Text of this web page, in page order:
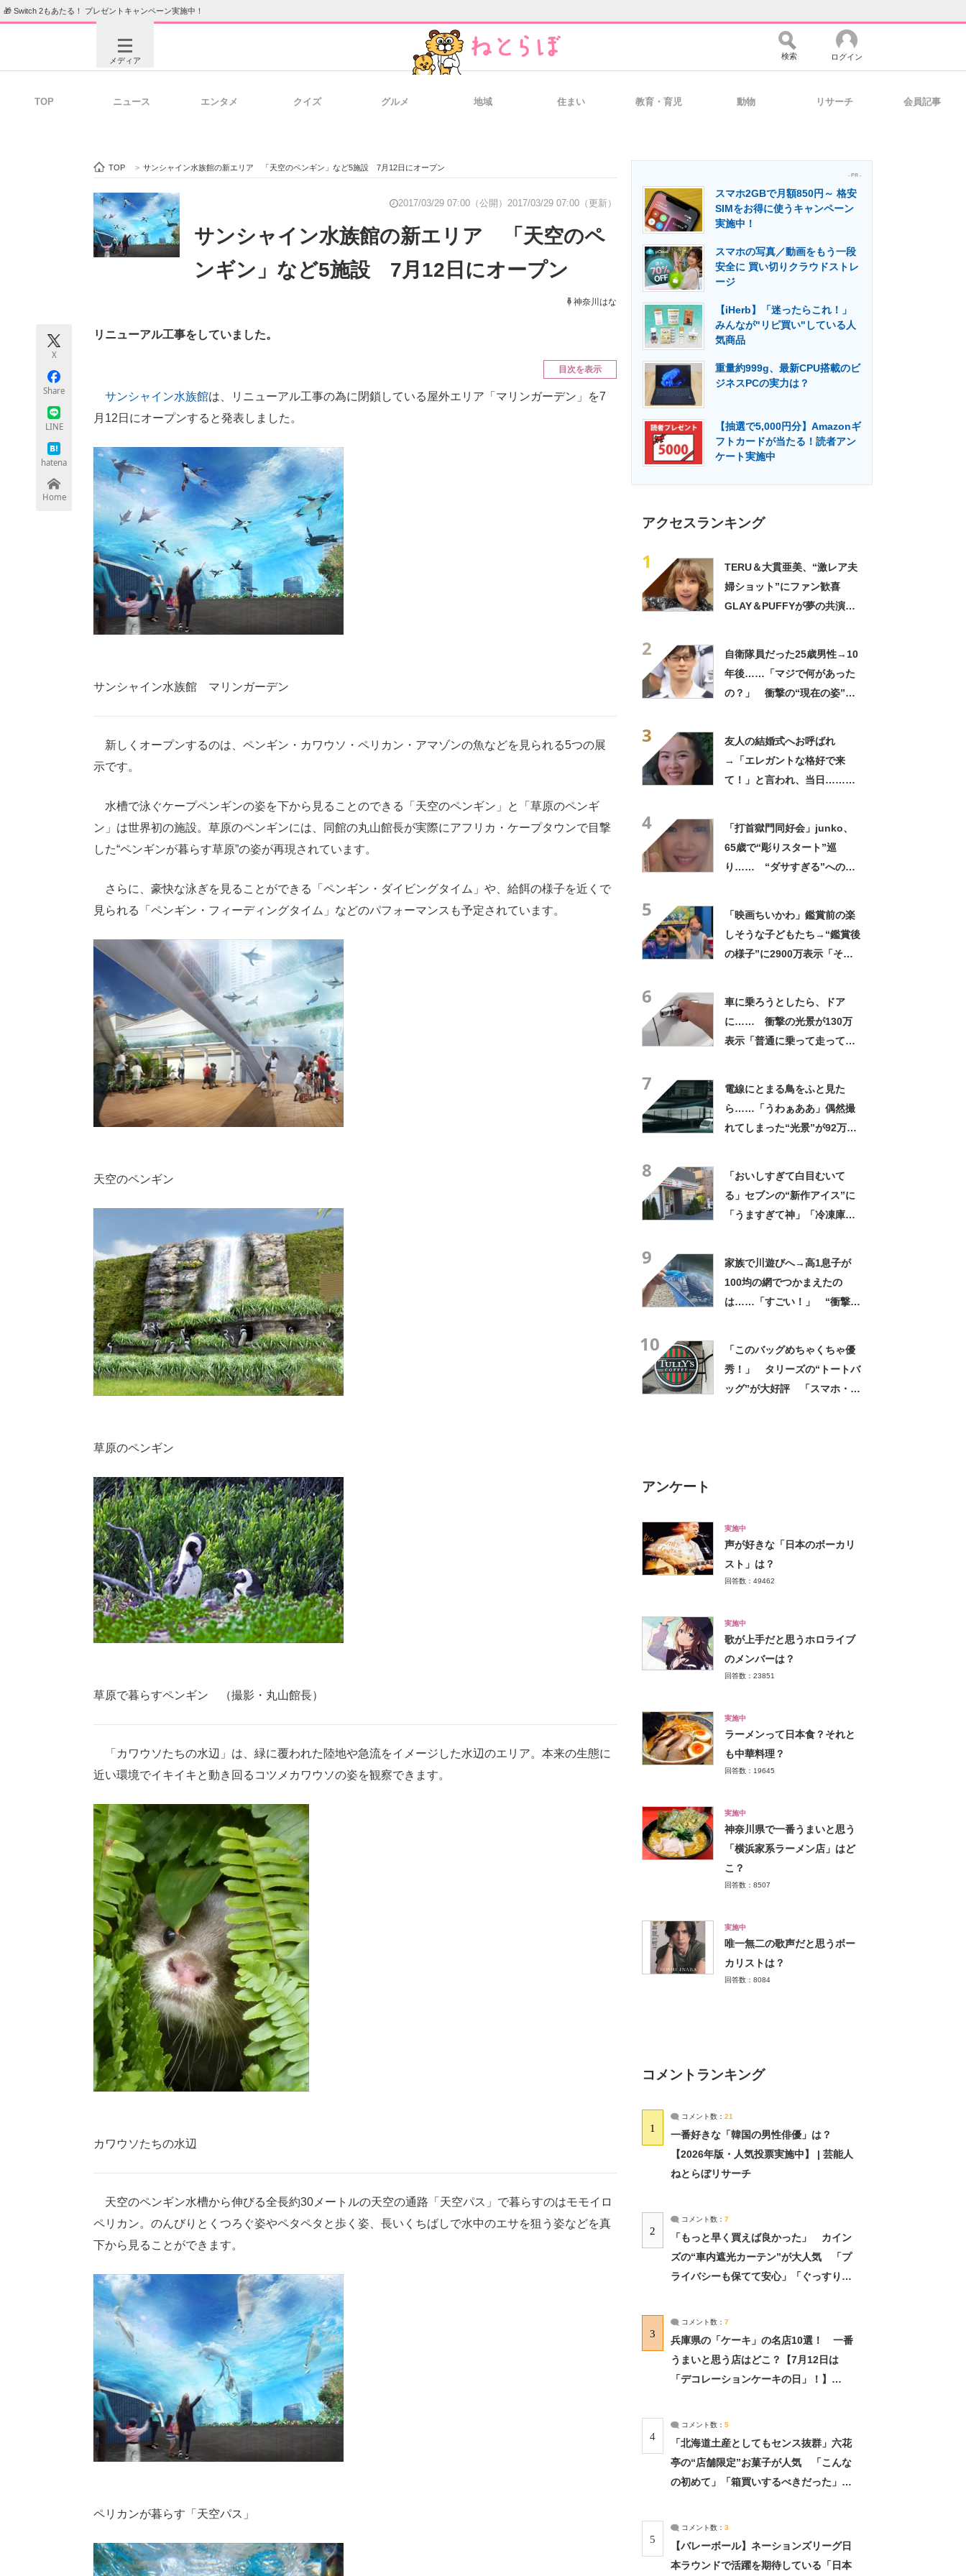
🎁 Switch 2もあたる！ プレゼントキャンペーン実施中！
メディア
ビジネスと働き方のヒント 経営リーダーのコミュニティ マーケ×ITの今がよく分かる
ITエンジニア向け専門サイト 企業向けIT製品の総合サイト IT製品の技術・比較・事例 製造業のIT導入・活用を支援
モノづくり技術者専門サイト エネルギーの専門メディア 建設×テクノロジーの最前線
ちょっと気になるネットの話題
検索 ログイン
TOP ニュース エンタメ クイズ グルメ 地域 住まい 教育・育児 動物 リサーチ 会員記事
TOP > サンシャイン水族館の新エリア 「天空のペンギン」など5施設 7月12日にオープン
2017/03/29 07:00（公開） 2017/03/29 07:00（更新）
サンシャイン水族館の新エリア 「天空のペ
ンギン」など5施設 7月12日にオープン
神奈川はな
X
Share
LINE
hatena
Home
リニューアル工事をしていました。
目次を表示
サンシャイン水族館は、リニューアル工事の為に閉鎖している屋外エリア「マリンガーデン」を7
月12日にオープンすると発表しました。
サンシャイン水族館 マリンガーデン
新しくオープンするのは、ペンギン・カワウソ・ペリカン・アマゾンの魚などを見られる5つの展
示です。
水槽で泳ぐケープペンギンの姿を下から見ることのできる「天空のペンギン」と「草原のペンギ
ン」は世界初の施設。草原のペンギンには、同館の丸山館長が実際にアフリカ・ケープタウンで目撃
した“ペンギンが暮らす草原”の姿が再現されています。
さらに、豪快な泳ぎを見ることができる「ペンギン・ダイビングタイム」や、給餌の様子を近くで
見られる「ペンギン・フィーディングタイム」などのパフォーマンスも予定されています。
天空のペンギン
草原のペンギン
草原で暮らすペンギン （撮影・丸山館長）
「カワウソたちの水辺」は、緑に覆われた陸地や急流をイメージした水辺のエリア。本来の生態に
近い環境でイキイキと動き回るコツメカワウソの姿を観察できます。
カワウソたちの水辺
天空のペンギン水槽から伸びる全長約30メートルの天空の通路「天空パス」で暮らすのはモモイロ
ペリカン。のんびりとくつろぐ姿やペタペタと歩く姿、長いくちばしで水中のエサを狙う姿などを真
下から見ることができます。
ペリカンが暮らす「天空パス」
- PR -
スマホ2GBで月額850円～ 格安
SIMをお得に使うキャンペーン
実施中！
スマホの写真／動画をもう一段
安全に 買い切りクラウドストレ
ージ
【iHerb】「迷ったらこれ！」
みんなが"リピ買い"している人
気商品
重量約999g、最新CPU搭載のビ
ジネスPCの実力は？
【抽選で5,000円分】Amazonギ
フトカードが当たる！読者アン
ケート実施中
アクセスランキング
1
TERU＆大貫亜美、“激レア夫
婦ショット”にファン歓喜
GLAY＆PUFFYが夢の共演
2
自衛隊員だった25歳男性→10
年後……「マジで何があった
の？」 衝撃の“現在の姿”が
3
友人の結婚式へお呼ばれ
→「エレガントな格好で来
て！」と言われ、当日……ま
4
「打首獄門同好会」junko、
65歳で“彫りスタート”巡
り…… “ダサすぎる”への持
5
「映画ちいかわ」鑑賞前の楽
しそうな子どもたち→“鑑賞後
の様子”に2900万表示「そう
6
車に乗ろうとしたら、ドア
に…… 衝撃の光景が130万
表示「普通に乗って走ってた
7
電線にとまる鳥をふと見た
ら……「うわぁああ」偶然撮
れてしまった“光景”が92万再
8
「おいしすぎて白目むいて
る」セブンの“新作アイス”に
「うますぎて神」「冷凍庫に
9
家族で川遊びへ→高1息子が
100均の網でつかまえたの
は……「すごい！」 “衝撃の
10
「このバッグめちゃくちゃ優
秀！」 タリーズの“トートバ
ッグ”が大好評 「スマホ・財
アンケート
実施中
声が好きな「日本のボーカリ
スト」は？
回答数：49462
実施中
歌が上手だと思うホロライブ
のメンバーは？
回答数：23851
実施中
ラーメンって日本食？それと
も中華料理？
回答数：19645
実施中
神奈川県で一番うまいと思う
「横浜家系ラーメン店」はど
こ？
回答数：8507
実施中
唯一無二の歌声だと思うボー
カリストは？
回答数：8084
コメントランキング
1
コメント数： 21
一番好きな「韓国の男性俳優」は？
【2026年版・人気投票実施中】 | 芸能人
ねとらぼリサーチ
2
コメント数： 7
「もっと早く買えば良かった」 カイン
ズの“車内遮光カーテン”が大人気 「プ
ライバシーも保てて安心」「ぐっすり眠
3
コメント数： 7
兵庫県の「ケーキ」の名店10選！ 一番
うまいと思う店はどこ？【7月12日は
「デコレーションケーキの日」！】
4
コメント数： 5
「北海道土産としてもセンス抜群」六花
亭の“店舗限定”お菓子が人気 「こんな
の初めて」「箱買いするべきだった」
5
コメント数： 3
【バレーボール】ネーションズリーグ日
本ラウンドで活躍を期待している「日本